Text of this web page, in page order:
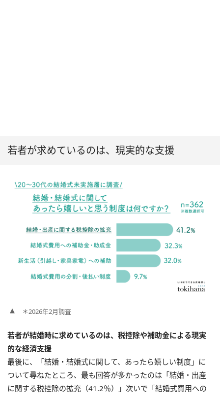
若者が求めているのは、現実的な支援
＊2026年2月調査
若者が結婚時に求めているのは、税控除や補助金による現実
的な経済支援
最後に、「結婚・結婚式に関して、あったら嬉しい制度」に
ついて尋ねたところ、最も回答が多かったのは「結婚・出産
に関する税控除の拡充（41.2％）」次いで「結婚式費用への